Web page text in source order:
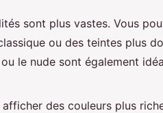
sont plus vastes. Vous
ou des teintes plus
le nude sont également
des couleurs plus